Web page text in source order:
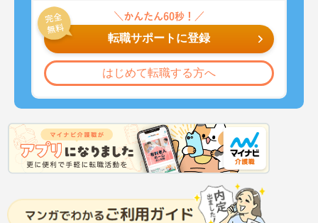
転職サポートに登録
はじめて転職する方へ